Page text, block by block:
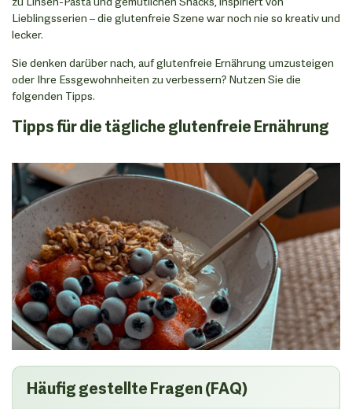
Lieblingsserien – die glutenfreie Szene war noch nie so kreativ und
lecker.
Sie denken darüber nach, auf glutenfreie Ernährung umzusteigen
oder Ihre Essgewohnheiten zu verbessern? Nutzen Sie die
folgenden Tipps.
Tipps für die tägliche glutenfreie Ernährung
Häufig gestellte Fragen (FAQ)